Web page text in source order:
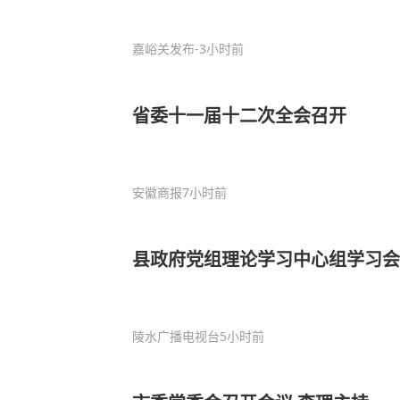
嘉峪关发布-3小时前
省委十一届十二次全会召开
安徽商报7小时前
县政府党组理论学习中心组学习
陵水广播电视台5小时前